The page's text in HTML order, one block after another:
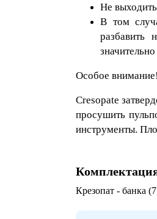
Не
В том
разбавить
Особое
Cresopate
просушить
инструменты.
Крезопат - банка